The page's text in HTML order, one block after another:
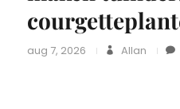
aug 7, 2026 Allan